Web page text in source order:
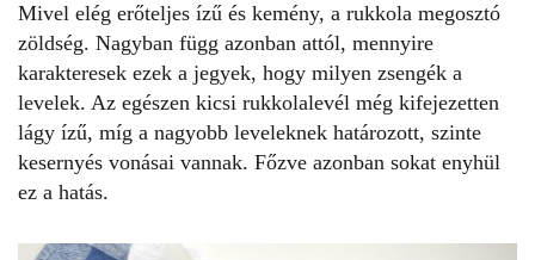
Mivel elég erőteljes ízű és kemény, a rukkola megosztó
zöldség. Nagyban függ azonban attól, mennyire
karakteresek ezek a jegyek, hogy milyen zsengék a
levelek. Az egészen kicsi rukkolalevél még kifejezetten
lágy ízű, míg a nagyobb leveleknek határozott, szinte
kesernyés vonásai vannak. Főzve azonban sokat enyhül
ez a hatás.